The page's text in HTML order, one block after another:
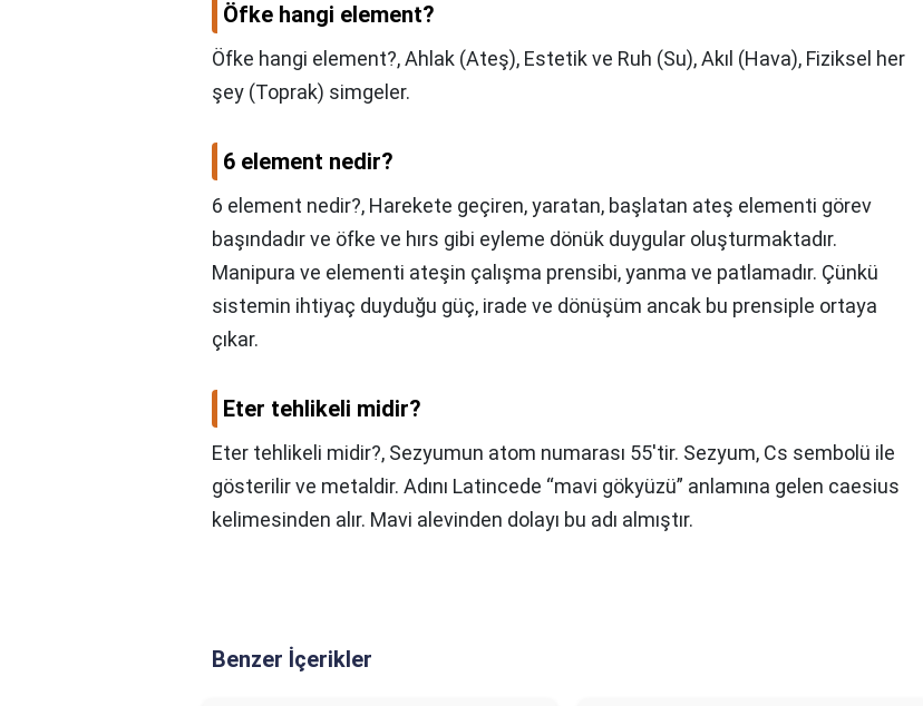
Öfke hangi element?
Öfke hangi element?,Ahlak (Ateş), Estetik ve Ruh (Su), Akıl (Hava), Fiziksel her
şey (Toprak) simgeler.
6 element nedir?
6 element nedir?, Harekete geçiren, yaratan, başlatan ateş elementi görev
başındadır ve öfke ve hırs gibi eyleme dönük duygular oluşturmaktadır.
Manipura ve elementi ateşin çalışma prensibi, yanma ve patlamadır. Çünkü
sistemin ihtiyaç duyduğu güç, irade ve dönüşüm ancak bu prensiple ortaya
çıkar.
Eter tehlikeli midir?
Eter tehlikeli midir?, Sezyumun atom numarası 55'tir. Sezyum, Cs sembolü ile
gösterilir ve metaldir. Adını Latincede “mavi gökyüzü” anlamına gelen caesius
kelimesinden alır. Mavi alevinden dolayı bu adı almıştır.
Benzer İçerikler